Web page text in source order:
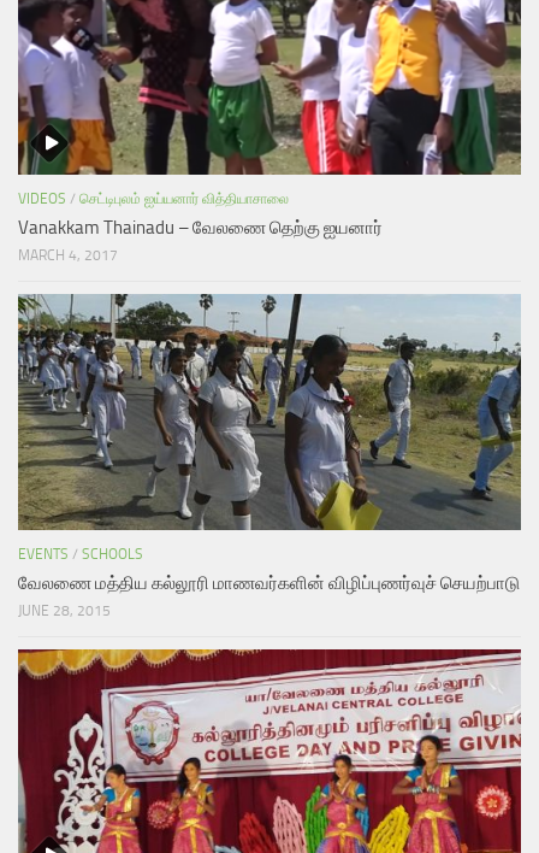
VIDEOS / செட்டிபுலம் ஐய்யனார் வித்தியாசாலை
Vanakkam Thainadu – வேலணை தெற்கு ஐயனார்
MARCH 4, 2017
EVENTS / SCHOOLS
வேலணை மத்திய கல்லூரி மாணவர்களின் விழிப்புணர்வுச் செயற்பாடு
JUNE 28, 2015